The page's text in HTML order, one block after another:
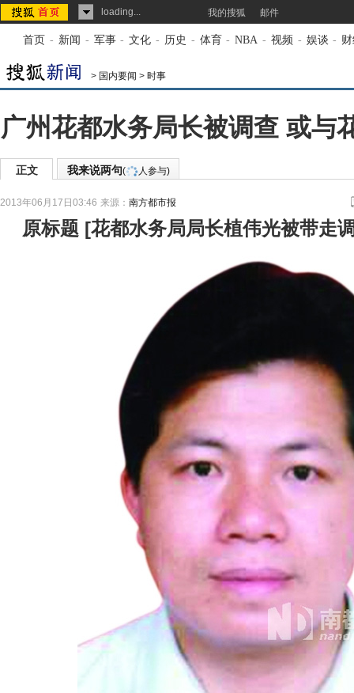
loading... 我的搜狐 邮件
首页 - 新闻 - 军事 - 文化 - 历史 - 体育 - NBA - 视频 - 娱谈 -
> 国内要闻 > 时事
广州花都水务局长被调查 或与
正文 我来说两句( 人参与)
2013年06月17日03:46 来源： 南方都市报
原标题 [花都水务局局长植伟光被带走